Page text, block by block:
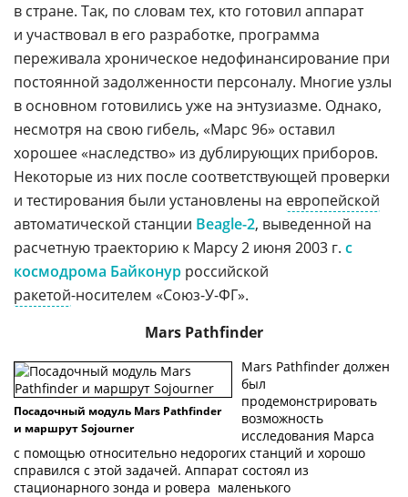
в стране. Так, по словам тех, кто готовил аппарат
и участвовал в его разработке, программа
переживала хроническое недофинансирование при
постоянной задолженности персоналу. Многие узлы
в основном готовились уже на энтузиазме. Однако,
несмотря на свою гибель, «Марс 96» оставил
хорошее «наследство» из дублирующих приборов.
Некоторые из них после соответствующей проверки
и тестирования были установлены на европейской
автоматической станции Beagle-2, выведенной на
расчетную траекторию к Марсу 2 июня 2003 г. с
космодрома Байконур российской
ракетой-носителем «Союз-У-ФГ».
Mars Pathfinder
Посадочный модуль Mars Pathfinder
и маршрут Sojourner
Mars Pathfinder должен
был
продемонстрировать
возможность
исследования Марса
с помощью относительно недорогих станций и хорошо
справился с этой задачей. Аппарат состоял из
стационарного зонда и ровера  маленького